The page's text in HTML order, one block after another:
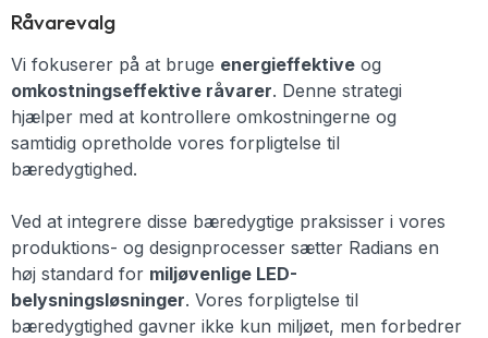
Råvarevalg
Vi fokuserer på at bruge energieffektive og
omkostningseffektive råvarer. Denne strategi
hjælper med at kontrollere omkostningerne og
samtidig opretholde vores forpligtelse til
bæredygtighed.
Ved at integrere disse bæredygtige praksisser i vores
produktions- og designprocesser sætter Radians en
høj standard for miljøvenlige LED-
belysningsløsninger. Vores forpligtelse til
bæredygtighed gavner ikke kun miljøet, men forbedrer